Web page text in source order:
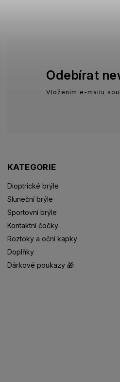
KATEGORIE
Dioptrické brýle
Sluneční brýle
Sportovní brýle
Kontaktní čočky
Roztoky a oční kapky
Doplňky
Dárkové poukazy 🎁
Odebírat
Vložením e-mailu